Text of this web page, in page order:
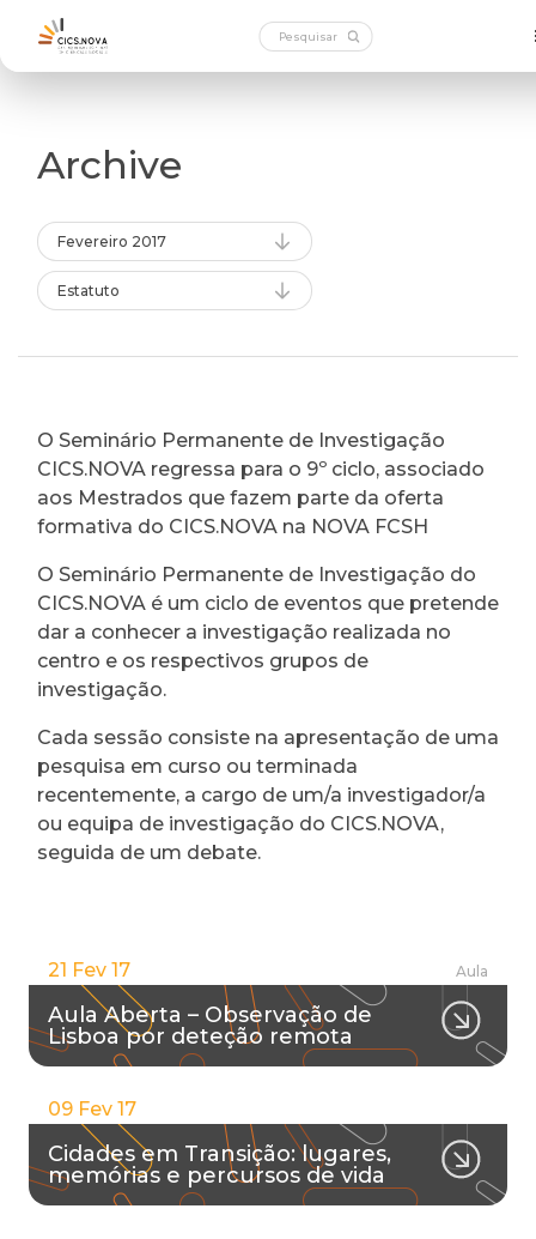
Archive
Fevereiro 2017
Estatuto
O Seminário Permanente de Investigação
CICS.NOVA regressa para o 9º ciclo, associado
aos Mestrados que fazem parte da oferta
formativa do CICS.NOVA na NOVA FCSH
O Seminário Permanente de Investigação do
CICS.NOVA é um ciclo de eventos que pretende
dar a conhecer a investigação realizada no
centro e os respectivos grupos de
investigação.
Cada sessão consiste na apresentação de uma
pesquisa em curso ou terminada
recentemente, a cargo de um/a investigador/a
ou equipa de investigação do CICS.NOVA,
seguida de um debate.
21 Fev 17 Aula
Aula Aberta – Observação de
Lisboa por deteção remota
09 Fev 17
Cidades em Transição: lugares,
memórias e percursos de vida